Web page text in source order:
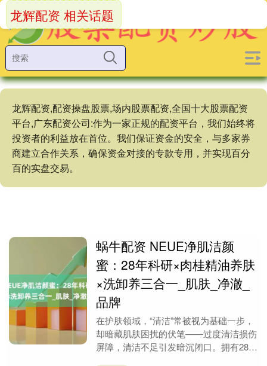
龙辉配资,配资操盘股票,场内股票配资,全国十大股票配资
平台,广东配资公司:作为一家正规的配资平台，我们始终将
投资者的利益放在首位。我们保证资金的安全，与多家券
商建立合作关系，确保资金对接的专款专用，并实现百分
百的实盘交易。
龙辉配资 相关话题
蜗牛配资 NEUE净肌洁颜
蜜：28年科研×肉桂精油养肤
×洗卸养三合一_肌肤_净澈_
品牌
在护肤领域，“清洁”常被视为基础一步，
却暗藏肌肤困扰的伏笔——过度清洁损伤
屏障，清洁不足引发暗沉闭口。拥有28年